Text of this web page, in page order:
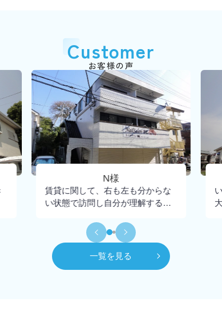
Customer
お客様の声
N様
賃貸に関して、右も左も分からな
い状態で訪問し自分が理解するま
もなく契約までいけました。担当
して頂いた大野さんには小さな疑
問にも丁寧に回答頂けたので感謝
してもしきれません。
一覧を見る